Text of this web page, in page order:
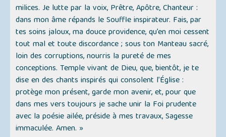
milices. Je lutte par la voix, Prêtre, Apôtre, Chanteur :
dans mon âme répands le Souffle inspirateur. Fais, par
tes soins jaloux, ma douce providence, qu’en moi cessent
tout mal et toute discordance ; sous ton Manteau sacré,
loin des corruptions, nourris la pureté de mes
conceptions. Temple vivant de Dieu, que, bientôt, je te
dise en des chants inspirés qui consolent l’Église :
protège mon présent, garde mon avenir, et, pour que
dans mes vers toujours je sache unir la Foi prudente
avec la poésie ailée, préside à mes travaux, Sagesse
immaculée. Amen. »